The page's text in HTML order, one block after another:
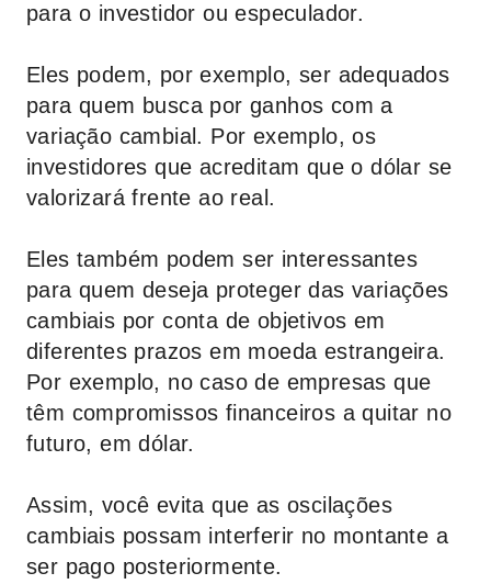
para o investidor ou especulador.
Eles podem, por exemplo, ser adequados
para quem busca por ganhos com a
variação cambial. Por exemplo, os
investidores que acreditam que o dólar se
valorizará frente ao real.
Eles também podem ser interessantes
para quem deseja proteger das variações
cambiais por conta de objetivos em
diferentes prazos em moeda estrangeira.
Por exemplo, no caso de empresas que
têm compromissos financeiros a quitar no
futuro, em dólar.
Assim, você evita que as oscilações
cambiais possam interferir no montante a
ser pago posteriormente.